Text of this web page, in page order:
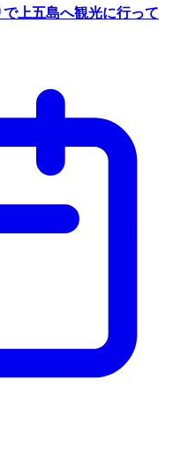
で上五島へ観光に行って